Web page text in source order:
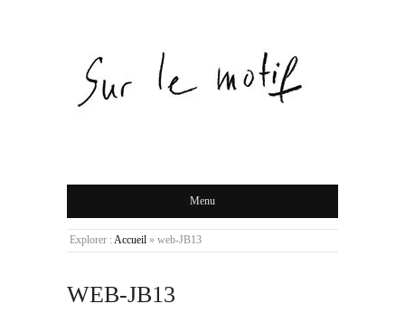
Menu
Explorer : Accueil » web-JB13
WEB-JB13